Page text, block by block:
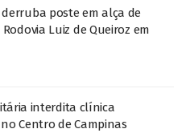
poste em alça de
Luiz de Queiroz em
interdita clínica
Centro de Campinas